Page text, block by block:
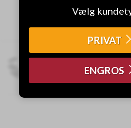
Bestil inden onsdag
varer til weekenden!
Vælg
PRIVAT
ENGROS